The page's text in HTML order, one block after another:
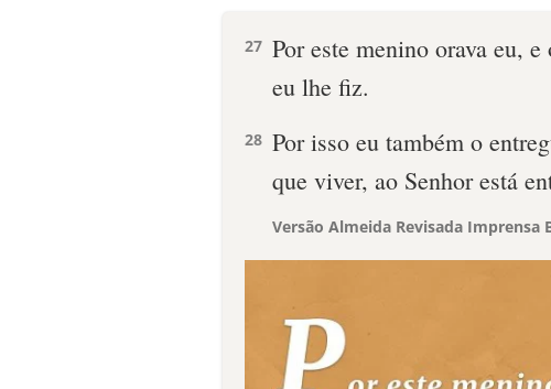
27 Por este menino orava eu,
eu lhe fiz.
28 Por isso eu também o
que viver, ao Senhor está
Versão Almeida Revisada Imprensa